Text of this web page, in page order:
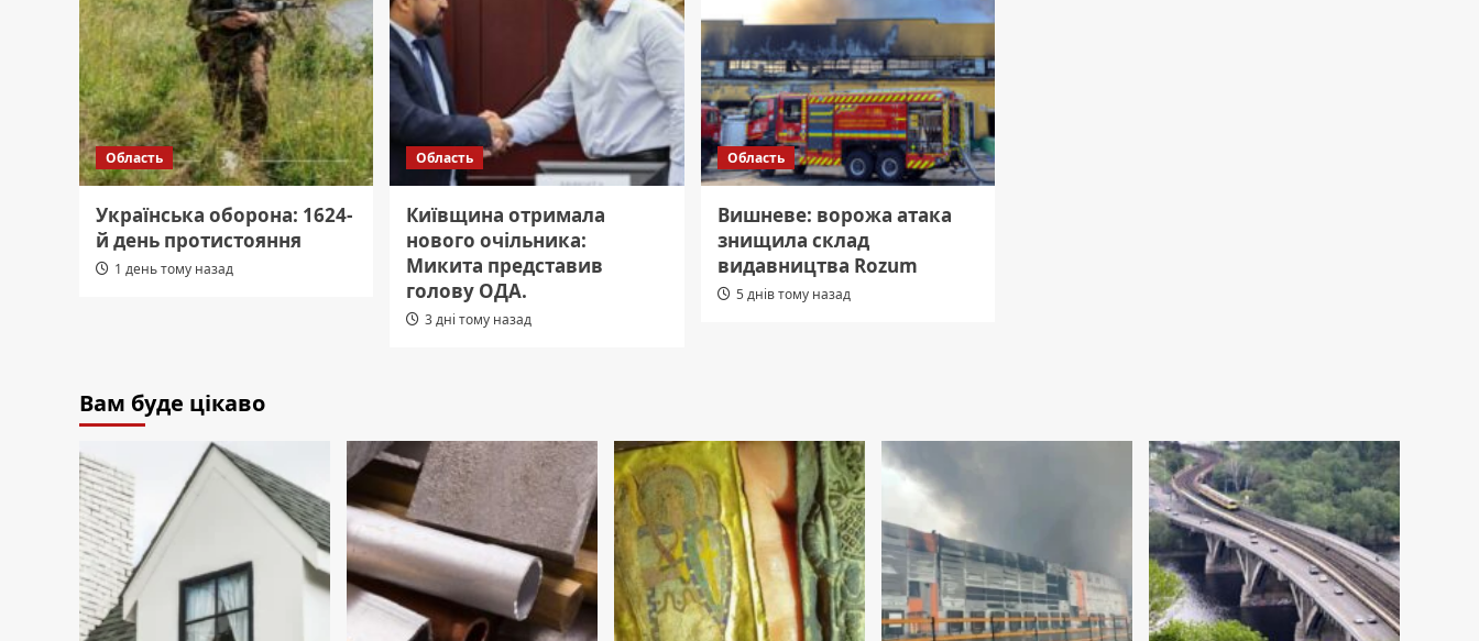
Область
Українська оборона: 1624-
й день протистояння
1 день тому назад
Область
Київщина отримала
нового очільника:
Микита представив
голову ОДА.
3 дні тому назад
Область
Вишневе: ворожа атака
знищила склад
видавництва Rozum
5 днів тому назад
Вам буде цікаво